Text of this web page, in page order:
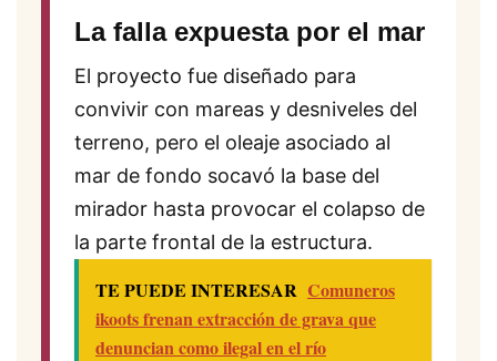
La falla expuesta por el mar
El proyecto fue diseñado para
convivir con mareas y desniveles del
terreno, pero el oleaje asociado al
mar de fondo socavó la base del
mirador hasta provocar el colapso de
la parte frontal de la estructura.
TE PUEDE INTERESAR Comuneros
ikoots frenan extracción de grava que
denuncian como ilegal en el río